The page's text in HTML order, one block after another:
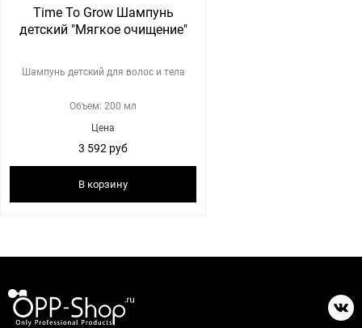
Time To Grow Шампунь
детский "Мягкое очищение"
Шампунь детский для волос и тела
Объем: 200 мл
Цена
3 592 руб
В корзину